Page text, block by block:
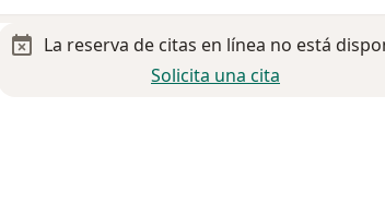
La reserva de citas en línea no está
Solicita una cita